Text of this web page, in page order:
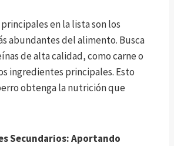
en la lista son los
abundantes del alimento. Busca
de alta calidad, como carne o
ingredientes principales. Esto
obtenga la nutrición que
Secundarios: Aportando